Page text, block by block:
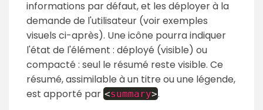
informations par défaut, et les déployer à la
demande de l'utilisateur (voir exemples
visuels ci-après). Une icône pourra indiquer
l'état de l'élément : déployé (visible) ou
compacté : seul le résumé reste visible. Ce
résumé, assimilable à un titre ou une légende,
est apporté par <summary>.